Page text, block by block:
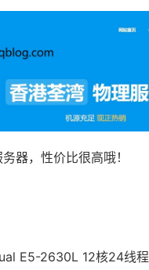
器，性价比很高哦！
E5-2630L 12核24线程